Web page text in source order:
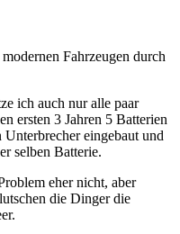
Fahrzeugen durch
ich auch nur alle paar
ersten 3 Jahren 5 Batterien
eingebaut und
selben Batterie.
eher nicht, aber
die Dinger die